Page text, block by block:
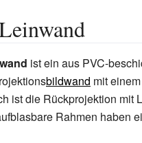
ist ein aus PVC-
bildwand mit einem
ist die Rückprojektion mit
Rahmen haben